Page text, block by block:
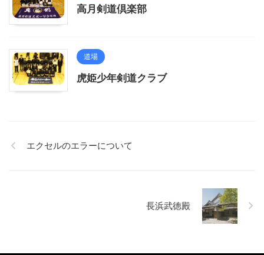
高月剣道倶楽部
道場
虎姫少年剣道クラブ
エクセルのエラーについて
長浜武徳殿